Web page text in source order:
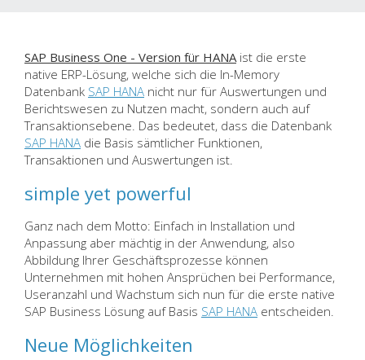
SAP Business One - Version für HANAist die erste
native ERP-Lösung, welche sich die In-Memory
Datenbank SAP HANA nicht nur für Auswertungen und
Berichtswesen zu Nutzen macht, sondern auch auf
Transaktionsebene. Das bedeutet, dass die Datenbank
SAP HANA die Basis sämtlicher Funktionen,
Transaktionen und Auswertungen ist.
simple yet powerful
Ganz nach dem Motto: Einfach in Installation und
Anpassung aber mächtig in der Anwendung, also
Abbildung Ihrer Geschäftsprozesse können
Unternehmen mit hohen Ansprüchen bei Performance,
Useranzahl und Wachstum sich nun für die erste native
SAP Business Lösung auf Basis SAP HANA entscheiden.
Neue Möglichkeiten